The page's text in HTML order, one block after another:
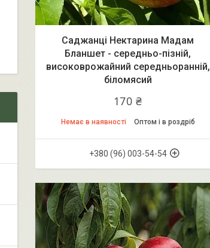
Саджанці Нектарина Мадам
Бланшет - середньо-пізній,
високоврожайний середньоранній,
біломясий
170 ₴
Немає в наявності Оптом і в роздріб
+380 (96) 003-54-54